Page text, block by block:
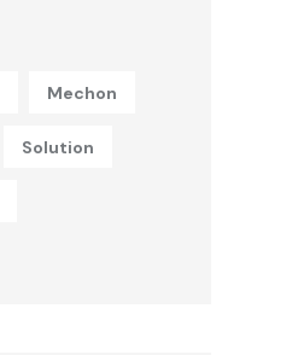
Mechon
Solution